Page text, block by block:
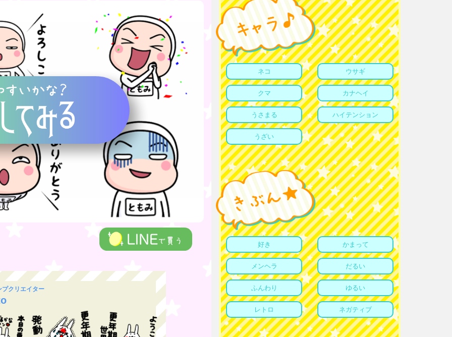
プクリエイター
ネコ ウサギ
クマ カナヘイ
うさまる ハイテンション
うざい
好き かまって
メンヘラ だるい
ふんわり ゆるい
レトロ ネガティブ